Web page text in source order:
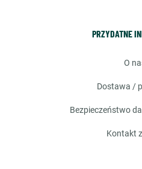
PRZYDATNE
o
dostawa /
bezpieczeństwo
kontakt